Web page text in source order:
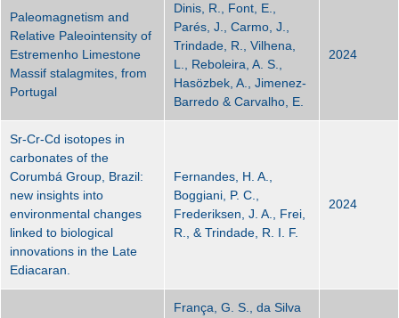
Paleomagnetism and
Relative Paleointensity of
Estremenho Limestone
Massif stalagmites, from
Portugal
Dinis, R., Font, E.,
Parés, J., Carmo, J.,
Trindade, R., Vilhena,
L., Reboleira, A. S.,
Hasözbek, A., Jimenez-
Barredo & Carvalho, E.
2024
Sr-Cr-Cd isotopes in
carbonates of the
Corumbá Group, Brazil:
new insights into
environmental changes
linked to biological
innovations in the Late
Ediacaran.
Fernandes, H. A.,
Boggiani, P. C.,
Frederiksen, J. A., Frei,
R., & Trindade, R. I. F.
2024
França, G. S., da Silva